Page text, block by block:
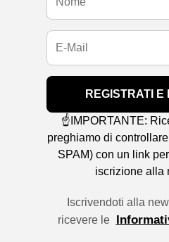
REGISTRATI E
☝️IMPORTANTE:
preghiamo di
SPAM) con un link
iscrizione alla
Iscrivendoti alla
ricevere le